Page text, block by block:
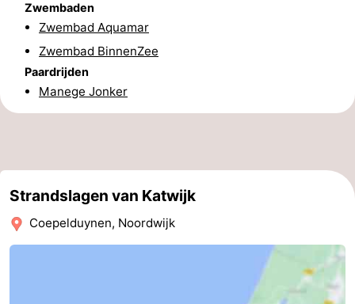
Zwembaden
Zwembad Aquamar
Zwembad BinnenZee
Paardrijden
Manege Jonker
Strandslagen van Katwijk
Coepelduynen, Noordwijk